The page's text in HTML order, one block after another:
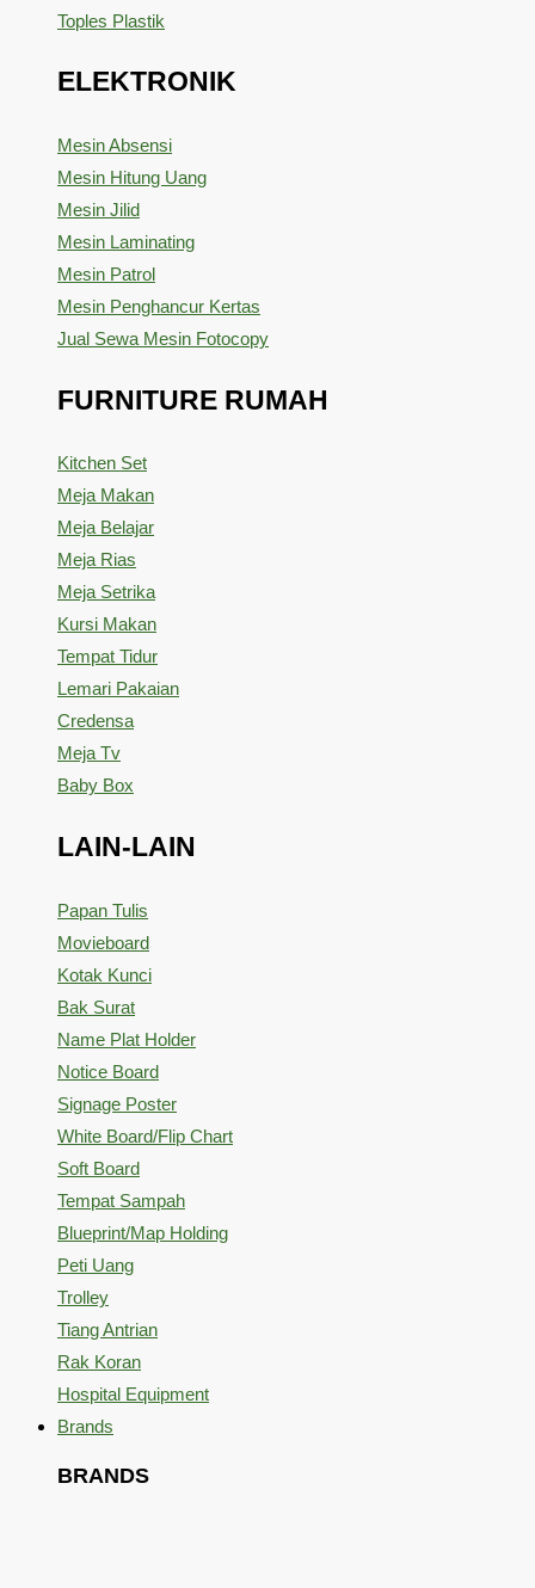
Toples Plastik
ELEKTRONIK
Mesin Absensi
Mesin Hitung Uang
Mesin Jilid
Mesin Laminating
Mesin Patrol
Mesin Penghancur Kertas
Jual Sewa Mesin Fotocopy
FURNITURE RUMAH
Kitchen Set
Meja Makan
Meja Belajar
Meja Rias
Meja Setrika
Kursi Makan
Tempat Tidur
Lemari Pakaian
Credensa
Meja Tv
Baby Box
LAIN-LAIN
Papan Tulis
Movieboard
Kotak Kunci
Bak Surat
Name Plat Holder
Notice Board
Signage Poster
White Board/Flip Chart
Soft Board
Tempat Sampah
Blueprint/Map Holding
Peti Uang
Trolley
Tiang Antrian
Rak Koran
Hospital Equipment
Brands
BRANDS